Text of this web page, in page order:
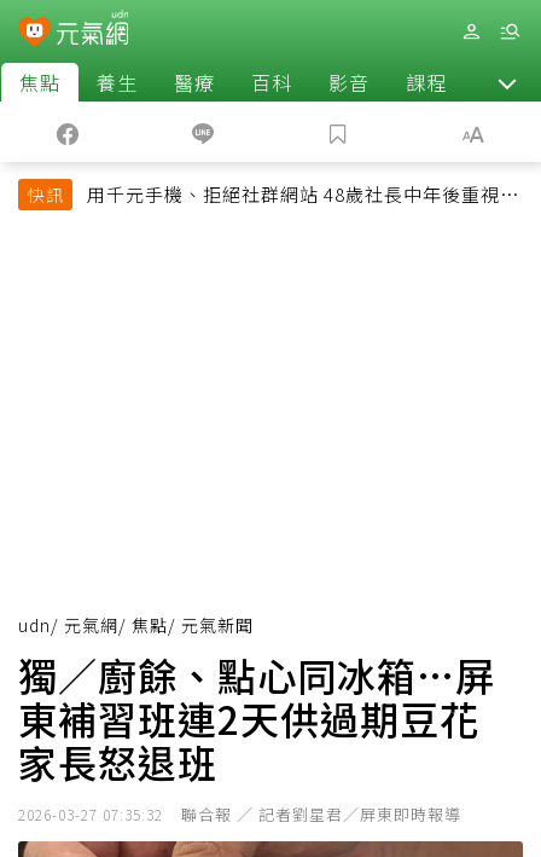
焦點 養生 醫療 百科 影音 課程 退休
快訊
用千元手機、拒絕社群網站 48歲社長中年後重視和
udn/ 元氣網/ 焦點/ 元氣新聞
獨／廚餘、點心同冰箱…屏
東補習班連2天供過期豆花
家長怒退班
2026-03-27 07:35:32 聯合報 ／ 記者劉星君／屏東即時報導